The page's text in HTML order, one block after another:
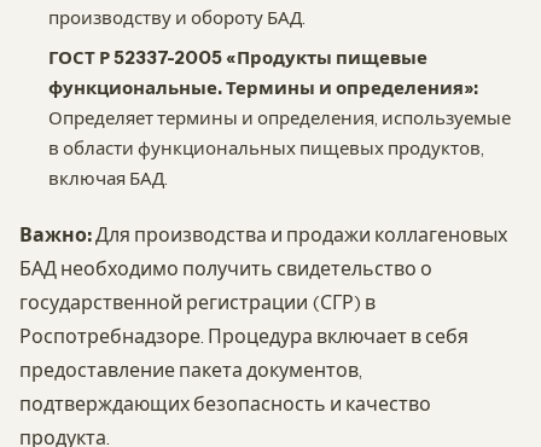
производству и обороту БАД.
ГОСТ Р 52337-2005 «Продукты пищевые
функциональные. Термины и определения»:
Определяет термины и определения, используемые
в области функциональных пищевых продуктов,
включая БАД.
Важно:Для производства и продажи коллагеновых
БАД необходимо получить свидетельство о
государственной регистрации (СГР) в
Роспотребнадзоре. Процедура включает в себя
предоставление пакета документов,
подтверждающих безопасность и качество
продукта.